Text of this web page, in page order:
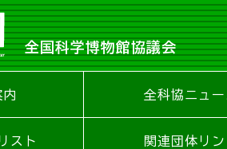
全国科学博物館協議会
全科協ニュ
スト 関連団体リ